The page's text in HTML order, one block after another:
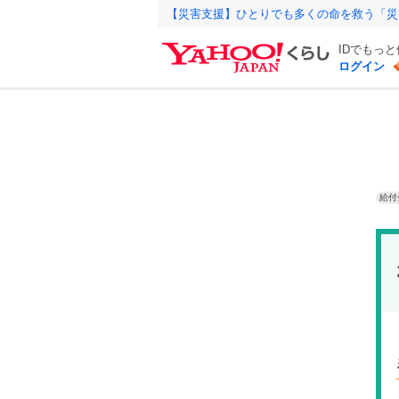
【災害支援】ひとりでも多くの命を救う「
IDでもっ
ログイン
給付